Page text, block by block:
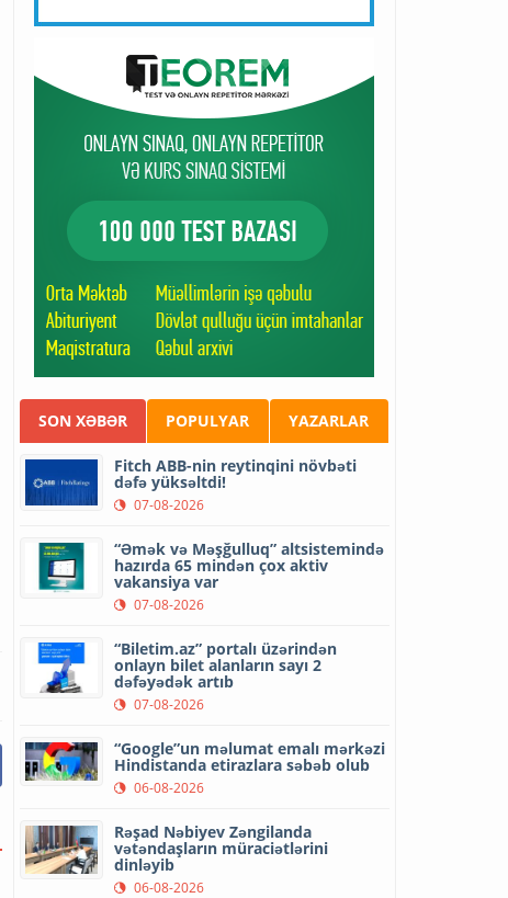
SON XƏBƏR POPULYAR YAZARLAR
Fitch ABB-nin reytinqini növbəti
dəfə yüksəltdi!
07-08-2026
“Əmək və Məşğulluq” altsistemində
hazırda 65 mindən çox aktiv
vakansiya var
07-08-2026
“Biletim.az” portalı üzərindən
onlayn bilet alanların sayı 2
dəfəyədək artıb
07-08-2026
“Google”un məlumat emalı mərkəzi
Hindistanda etirazlara səbəb olub
06-08-2026
Rəşad Nəbiyev Zəngilanda
vətəndaşların müraciətlərini
dinləyib
06-08-2026